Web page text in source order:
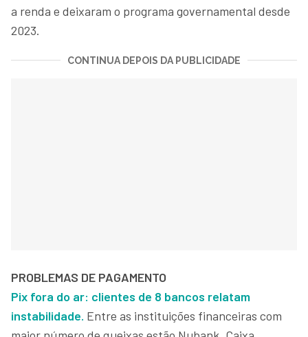
a renda e deixaram o programa governamental desde
2023.
CONTINUA DEPOIS DA PUBLICIDADE
PROBLEMAS DE PAGAMENTO
Pix fora do ar: clientes de 8 bancos relatam
instabilidade. Entre as instituições financeiras com